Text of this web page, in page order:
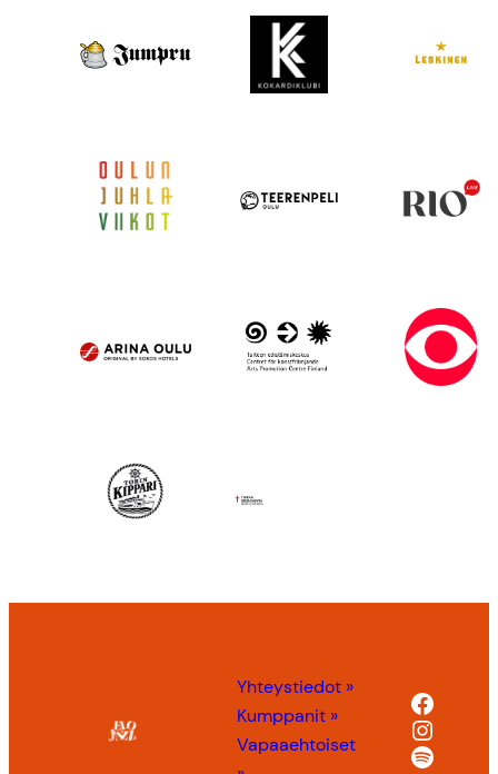
Yhteystiedot »
Kumppanit »
Vapaaehtoiset
Spotify